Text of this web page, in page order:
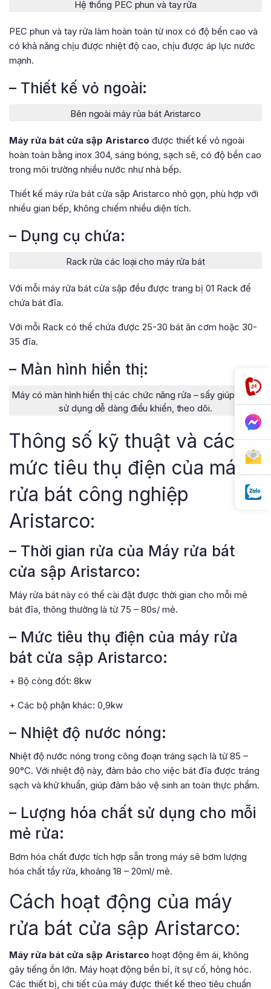
Hệ thống PEC phun và tay rửa
PEC phun và tay rửa làm hoàn toàn từ inox có độ bền cao và
có khả năng chịu được nhiệt độ cao, chịu được áp lực nước
mạnh.
– Thiết kế vỏ ngoài:
Bên ngoài máy rủa bát Aristarco
Máy rửa bát cửa sập Aristarco được thiết kế vỏ ngoài
hoàn toàn bằng inox 304, sáng bóng, sạch sẽ, có độ bền cao
trong môi trường nhiều nước như nhà bếp.
Thiết kế máy rửa bát cửa sập Aristarco nhỏ gọn, phù hợp với
nhiều gian bếp, không chiếm nhiều diện tích.
– Dụng cụ chứa:
Rack rửa các loại cho máy rửa bát
Với mỗi máy rửa bát cửa sập đều được trang bị 01 Rack để
chứa bát đĩa.
Với mỗi Rack có thể chứa được 25-30 bát ăn cơm hoặc 30-
35 đĩa.
– Màn hình hiển thị:
Máy có màn hình hiển thị các chức năng rửa – sấy giúp người
sử dụng dễ dàng điều khiển, theo dõi.
Thông số kỹ thuật và các
mức tiêu thụ điện của máy
rửa bát công nghiệp
Aristarco:
– Thời gian rửa của Máy rửa bát
cửa sập Aristarco:
Máy rửa bát này có thể cài đặt được thời gian cho mỗi mẻ
bát đĩa, thông thường là từ 75 – 80s/ mẻ.
– Mức tiêu thụ điện của máy rửa
bát cửa sập Aristarco:
+ Bộ còng đốt: 8kw
+ Các bộ phận khác: 0,9kw
– Nhiệt độ nước nóng:
Nhiệt độ nước nóng trong công đoạn tráng sạch là từ 85 –
90°C. Với nhiệt độ này, đảm bảo cho việc bát đĩa được tráng
sạch và khử khuẩn, giúp đảm bảo vệ sinh an toàn thực phẩm.
– Lượng hóa chất sử dụng cho mỗi
mẻ rửa:
Bơm hóa chất được tích hợp sẵn trong máy sẽ bơm lượng
hóa chất tẩy rửa, khoảng 18 – 20ml/ mẻ.
Cách hoạt động của máy
rửa bát cửa sập Aristarco:
Máy rửa bát cửa sập Aristarco hoạt động êm ái, không
gây tiếng ồn lớn. Máy hoạt động bền bỉ, ít sự cố, hỏng hóc.
Các thiết bị, chi tiết của máy được thiết kế theo tiêu chuẩn